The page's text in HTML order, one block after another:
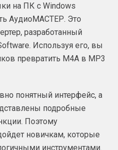
на ПК с Windows
АудиоМАСТЕР. Это
разработанный
Используя его, вы
превратить М4А в МР3
понятный интерфейс, а
подробные
Поэтому
новичкам, которые
инструментами.